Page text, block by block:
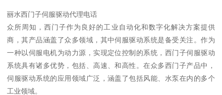
丽水西门子伺服驱动代理电话
众所周知，西门子作为良好的工业自动化和数字化解决方案提供
商，其产品涵盖了众多领域，其中伺服驱动系统是备受关注。作为
一种以伺服电机为动力源，实现定位控制的系统，西门子伺服驱动
系统具有诸多优势，包括、高速、和高性。在众多西门子产品中，
伺服驱动系统的应用领域广泛，涵盖了包括风能、水泵在内的多个
工业领域。